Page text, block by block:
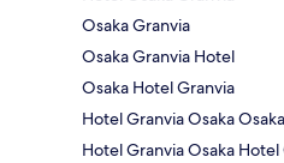
Osaka Granvia
Osaka Granvia Hotel
Osaka Hotel Granvia
Hotel Granvia Osaka Osaka
Hotel Granvia Osaka Hotel